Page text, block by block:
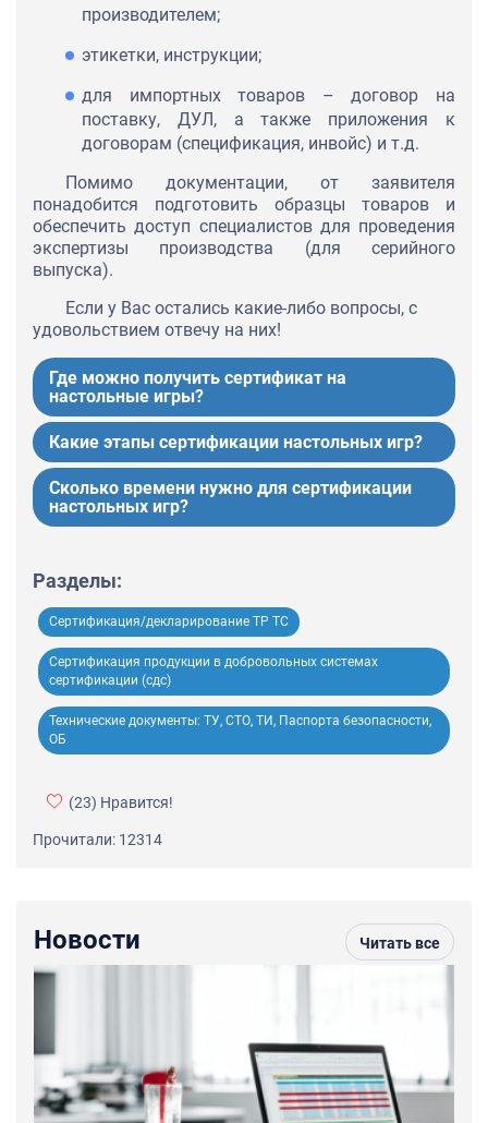
производителем;
этикетки, инструкции;
для импортных товаров – договор на
поставку, ДУЛ, а также приложения к
договорам (спецификация, инвойс) и т.д.
Помимо документации, от заявителя
понадобится подготовить образцы товаров и
обеспечить доступ специалистов для проведения
экспертизы производства (для серийного
выпуска).
Если у Вас остались какие-либо вопросы, с
удовольствием отвечу на них!
Где можно получить сертификат на
настольные игры?
Какие этапы сертификации настольных игр?
Сколько времени нужно для сертификации
настольных игр?
Разделы:
Сертификация/декларирование ТР ТС
Сертификация продукции в добровольных системах
сертификации (сдс)
Технические документы: ТУ, СТО, ТИ, Паспорта безопасности,
ОБ
(23) Нравится!
Прочитали: 12314
Новости Читать все